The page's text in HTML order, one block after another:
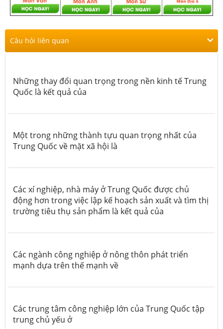
Câu hỏi liên quan
Những thay đổi quan trọng trong nền kinh tế Trung
Quốc là kết quả của
Một trong những thành tựu quan trọng nhất của
Trung Quốc về mặt xã hội là
Các xí nghiệp, nhà máy ở Trung Quốc được chủ
động hơn trong việc lập kế hoạch sản xuất và tìm thị
trường tiêu thụ sản phẩm là kết quả của
Các ngành công nghiệp ở nông thôn phát triển
mạnh dựa trên thế mạnh về
Các trung tâm công nghiệp lớn của Trung Quốc tập
trung chủ yếu ở